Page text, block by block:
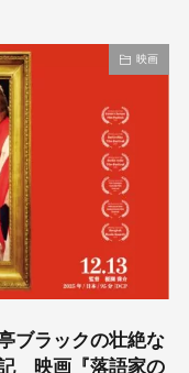
映画
ブラックの壮絶な
映画『落語家の